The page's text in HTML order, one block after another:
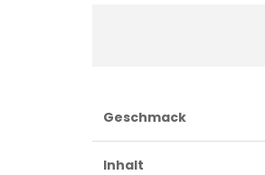
Geschmack
Inhalt